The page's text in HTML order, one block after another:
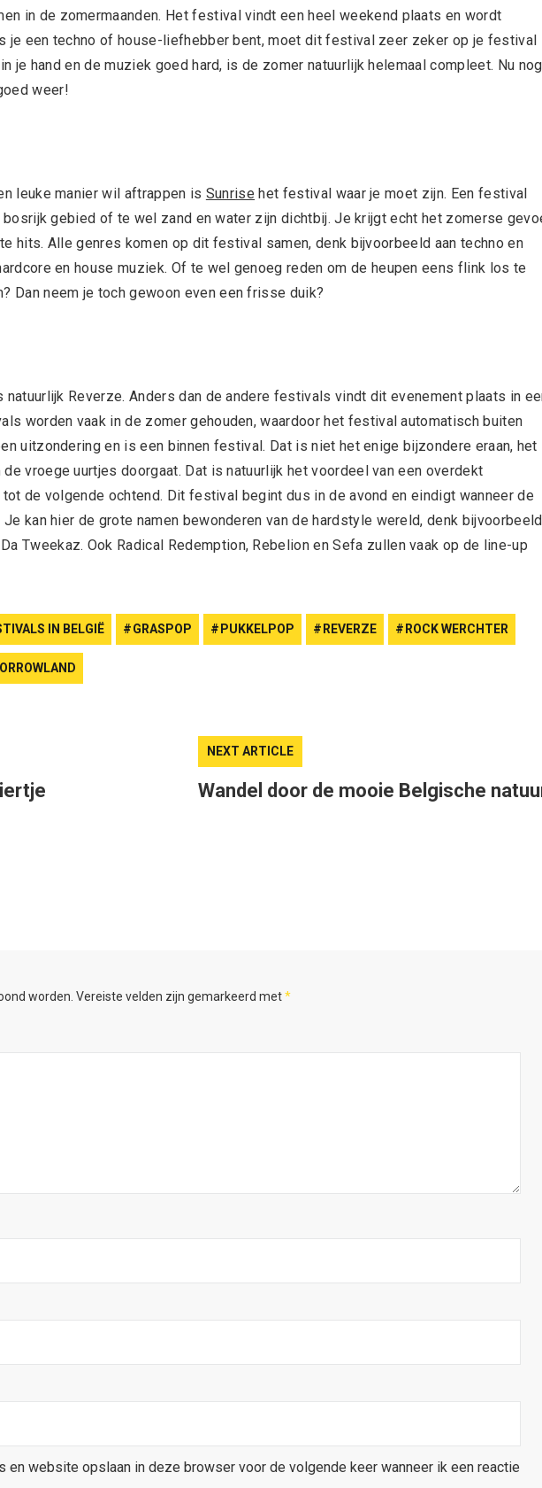
in de zomermaanden. Het festival vindt een heel weekend plaats en wordt
je een techno of house-liefhebber bent, moet dit festival zeer zeker op je festival
je hand en de muziek goed hard, is de zomer natuurlijk helemaal compleet. Nu nog
weer!
leuke manier wil aftrappen is Sunrise het festival waar je moet zijn. Een festival
gebied of te wel zand en water zijn dichtbij. Je krijgt echt het zomerse
hits. Alle genres komen op dit festival samen, denk bijvoorbeeld aan techno en
en house muziek. Of te wel genoeg reden om de heupen eens flink los te
Dan neem je toch gewoon even een frisse duik?
Reverze. Anders dan de andere festivals vindt dit evenement plaats in
worden vaak in de zomer gehouden, waardoor het festival automatisch buiten
uitzondering en is een binnen festival. Dat is niet het enige bijzondere eraan, het
vroege uurtjes doorgaat. Dat is natuurlijk het voordeel van een overdekt
de volgende ochtend. Dit festival begint dus in de avond en eindigt wanneer de
kan hier de grote namen bewonderen van de hardstyle wereld, denk bijvoorbeeld
Tweekaz. Ook Radical Redemption, Rebelion en Sefa zullen vaak op de line-up
IN BELGIË GRASPOP PUKKELPOP REVERZE ROCK WERCHTER
NEXT ARTICLE
Wandel door de mooie Belgische
worden. Vereiste velden zijn gemarkeerd met*
en website opslaan in deze browser voor de volgende keer wanneer ik een reactie